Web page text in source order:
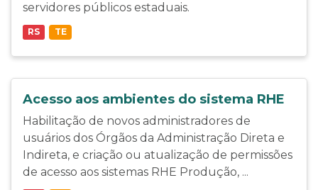
servidores públicos estaduais.
RS TE
Acesso aos ambientes do sistema RHE
Habilitação de novos administradores de
usuários dos Órgãos da Administração Direta e
Indireta, e criação ou atualização de permissões
de acesso aos sistemas RHE Produção, ...